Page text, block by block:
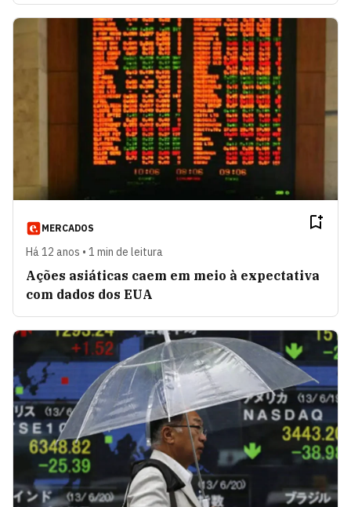
MERCADOS
Há 12 anos • 1 min de leitura
Ações asiáticas caem em meio à expectativa
com dados dos EUA